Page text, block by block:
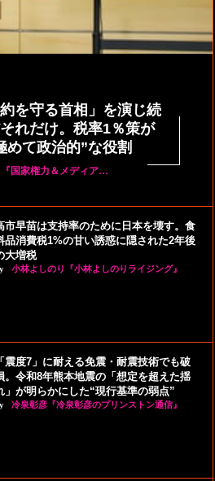
を守る首相」を演じ続
れだけ。税率1％策が
めて政治的”な役割
国家権力＆メディア…
市早苗は支持率のために日本を壊す。食
品消費税1%の甘い誘惑に隠された2年後
大増税
小林よしのり『小林よしのりライジング』
「震度7」に耐える免震・耐震技術でも破
。令和8年熊本地震の「想定を超えた揺
」が明らかにした“現行基準の弱点”
冷泉彰彦『冷泉彰彦のプリンストン通信』